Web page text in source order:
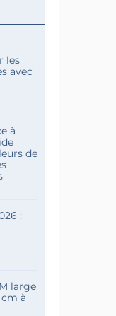
les
avec
à
de
:
large
à